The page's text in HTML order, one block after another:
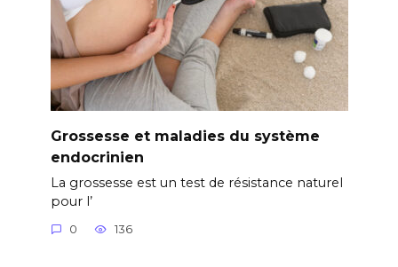
Grossesse et maladies du système
endocrinien
La grossesse est un test de résistance naturel
pour l’
0 136